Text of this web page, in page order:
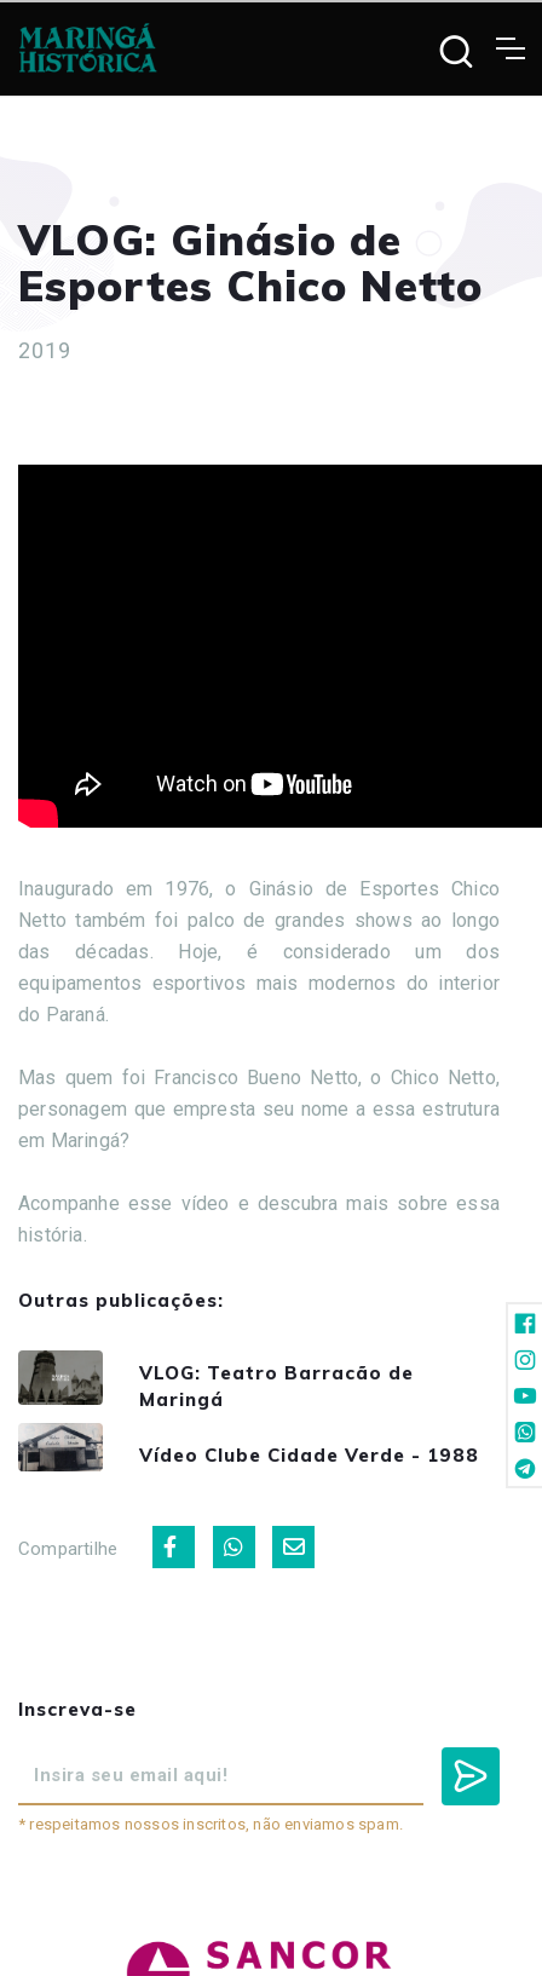
VLOG: Ginásio de
Esportes Chico Netto
2019
Inaugurado em 1976, o Ginásio de Esportes Chico
Netto também foi palco de grandes shows ao longo
das décadas. Hoje, é considerado um dos
equipamentos esportivos mais modernos do interior
do Paraná.
Mas quem foi Francisco Bueno Netto, o Chico Netto,
personagem que empresta seu nome a essa estrutura
em Maringá?
Acompanhe esse vídeo e descubra mais sobre essa
história.
Outras publicações:
VLOG: Teatro Barracão de
Maringá
Vídeo Clube Cidade Verde - 1988
Compartilhe
Inscreva-se
* respeitamos nossos inscritos, não enviamos spam.